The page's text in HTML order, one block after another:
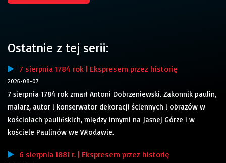
Ostatnie z tej serii:
7 sierpnia 1784 rok | Ekspresem przez historię
2026-08-07
7 sierpnia 1784 rok zmarł Antoni Dobrzeniewski. Zakonnik paulin,
malarz, autor i konserwator dekoracji ściennych i obrazów w
kościołach paulińskich, między innymi na Jasnej Górze i w
kościele Paulinów we Włodawie.
6 sierpnia 1881 r. | Ekspresem przez historię